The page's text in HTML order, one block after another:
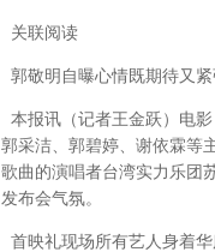
关联阅读
郭敬明自曝心情既期待又紧
本报讯（记者王金跃）电
郭采洁、郭碧婷、谢依霖等
歌曲的演唱者台湾实力乐团
发布会气氛。
首映礼现场所有艺人身着